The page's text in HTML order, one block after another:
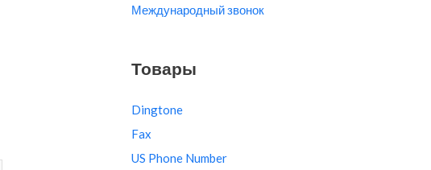
Международный звонок
Товары
Dingtone
Fax
US Phone Number